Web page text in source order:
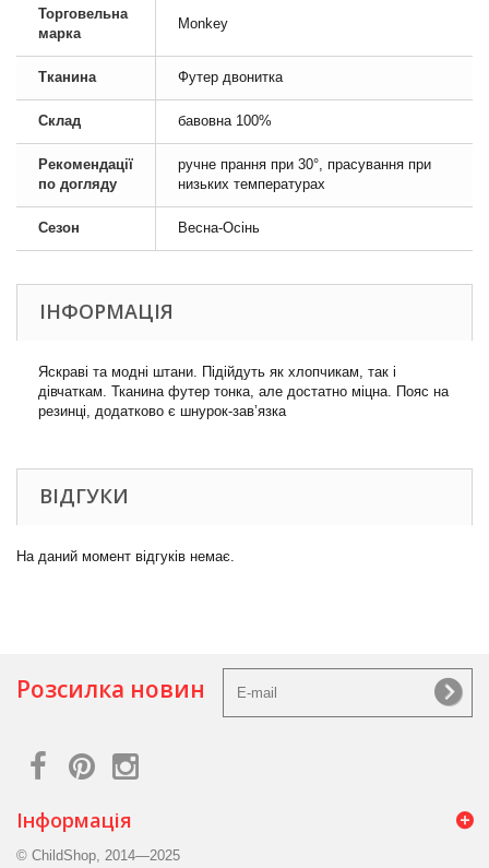
Торговельна
марка
Monkey
Тканина Футер двонитка
Склад бавовна 100%
Рекомендації
по догляду
ручне прання при 30°, прасування при
низьких температурах
Сезон Весна-Осінь
ІНФОРМАЦІЯ
Яскраві та модні штани. Підійдуть як хлопчикам, так і
дівчаткам. Тканина футер тонка, але достатно міцна. Пояс на
резинці, додатково є шнурок-зав’язка
ВІДГУКИ
На даний момент відгуків немає.
Розсилка новин
Інформація
© ChildShop, 2014—2025